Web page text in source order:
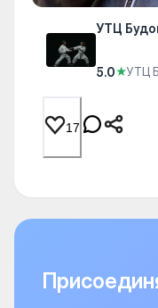
УТЦ
5.0★УТЦ
17